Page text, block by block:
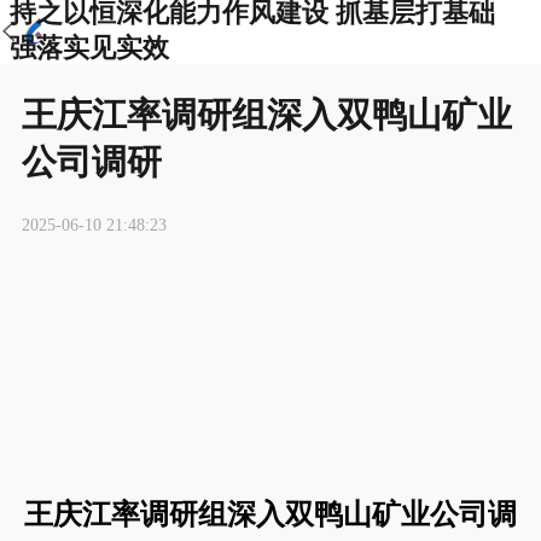
持之以恒深化能力作风建设 抓基层打基础
强落实见实效
王庆江率调研组深入双鸭山矿业
公司调研
2025-06-10 21:48:23
王庆江率调研组深入双鸭山矿业公司调